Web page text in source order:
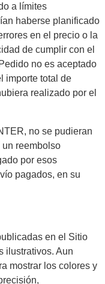
a límites
haberse planificado
en el precio o la
de cumplir con el
no es aceptado
importe total de
realizado por el
no se pudieran
un reembolso
por esos
pagados, en su
en el Sitio
ilustrativos. Aun
mostrar los colores y